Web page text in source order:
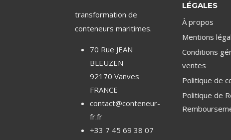
transformation de
conteneurs maritimes.
70 Rue JEAN
BLEUZEN
92170 Vanves
FRANCE
contact@conteneur-
fr.fr
+33 7 45 69 38 07
LÉGALES
À propos
Mentions
Conditions
ventes
Politique de
Politique de